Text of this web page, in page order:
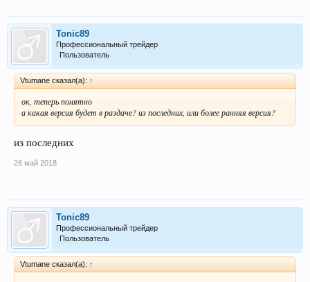
Tonic89
Профессиональный трейдер
Пользователь
Vtumane сказал(а): ↑
ок, теперь понятно
а какая версия будет в раздаче? из последних, или более ранняя версия?
из последних
26 май 2018
Tonic89
Профессиональный трейдер
Пользователь
Vtumane сказал(а): ↑